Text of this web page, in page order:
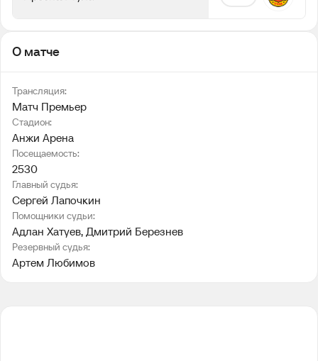
О матче
Трансляция:
Матч Премьер
Стадион:
Анжи Арена
Посещаемость:
2530
Главный судья:
Сергей Лапочкин
Помощники судьи:
Адлан Хатуев, Дмитрий Березнев
Резервный судья:
Артем Любимов